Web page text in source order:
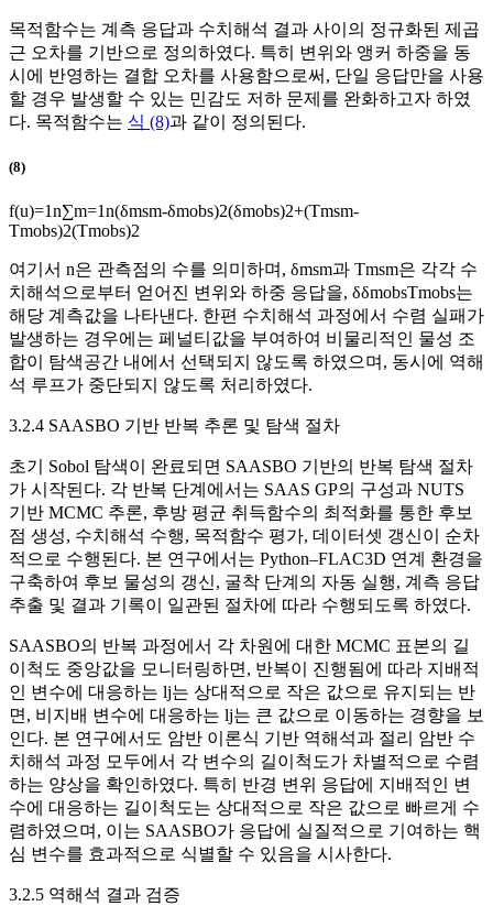
목적함수는 계측 응답과 수치해석 결과 사이의 정규화된 제곱
근 오차를 기반으로 정의하였다. 특히 변위와 앵커 하중을 동
시에 반영하는 결합 오차를 사용함으로써, 단일 응답만을 사용
할 경우 발생할 수 있는 민감도 저하 문제를 완화하고자 하였
다. 목적함수는 식 (8)과 같이 정의된다.
(8)
f(u)=1n∑m=1n(δmsm-δmobs)2(δmobs)2+(Tmsm-
Tmobs)2(Tmobs)2
여기서 n은 관측점의 수를 의미하며, δmsm과 Tmsm은 각각 수
치해석으로부터 얻어진 변위와 하중 응답을, δδmobsTmobs는
해당 계측값을 나타낸다. 한편 수치해석 과정에서 수렴 실패가
발생하는 경우에는 페널티값을 부여하여 비물리적인 물성 조
합이 탐색공간 내에서 선택되지 않도록 하였으며, 동시에 역해
석 루프가 중단되지 않도록 처리하였다.
3.2.4 SAASBO 기반 반복 추론 및 탐색 절차
초기 Sobol 탐색이 완료되면 SAASBO 기반의 반복 탐색 절차
가 시작된다. 각 반복 단계에서는 SAAS GP의 구성과 NUTS
기반 MCMC 추론, 후방 평균 취득함수의 최적화를 통한 후보
점 생성, 수치해석 수행, 목적함수 평가, 데이터셋 갱신이 순차
적으로 수행된다. 본 연구에서는 Python–FLAC3D 연계 환경을
구축하여 후보 물성의 갱신, 굴착 단계의 자동 실행, 계측 응답
추출 및 결과 기록이 일관된 절차에 따라 수행되도록 하였다.
SAASBO의 반복 과정에서 각 차원에 대한 MCMC 표본의 길
이척도 중앙값을 모니터링하면, 반복이 진행됨에 따라 지배적
인 변수에 대응하는 lj는 상대적으로 작은 값으로 유지되는 반
면, 비지배 변수에 대응하는 lj는 큰 값으로 이동하는 경향을 보
인다. 본 연구에서도 암반 이론식 기반 역해석과 절리 암반 수
치해석 과정 모두에서 각 변수의 길이척도가 차별적으로 수렴
하는 양상을 확인하였다. 특히 반경 변위 응답에 지배적인 변
수에 대응하는 길이척도는 상대적으로 작은 값으로 빠르게 수
렴하였으며, 이는 SAASBO가 응답에 실질적으로 기여하는 핵
심 변수를 효과적으로 식별할 수 있음을 시사한다.
3.2.5 역해석 결과 검증